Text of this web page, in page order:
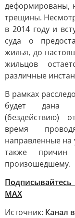
деформированы,
трещины.
в 2014 году и
суда о
жилья, до
жильцов
различные
В рамках
будет дана
(бездействию)
время
направленные на
также причин
произошедшему.
МАХ
Источник: Канал